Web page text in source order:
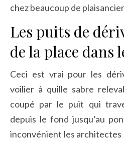
chez beaucoup de
Les puits de
de la place dans
Ceci est vrai pour les
voilier à quille sabre
coupé par le puit qui
depuis le fond jusqu’au
inconvénient les